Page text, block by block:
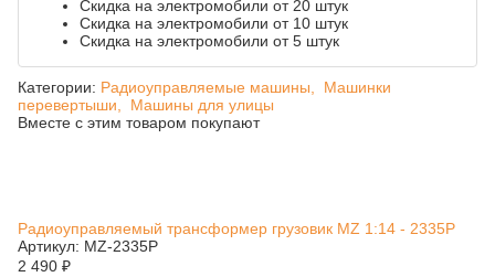
Скидка на электромобили от 20 штук
Скидка на электромобили от 10 штук
Скидка на электромобили от 5 штук
Категории: Радиоуправляемые машины,
Машинки
перевертыши,
Машины для улицы
Вместе с этим товаром покупают
Радиоуправляемый трансформер грузовик MZ 1:14 - 2335P
Артикул: MZ-2335P
2 490 ₽